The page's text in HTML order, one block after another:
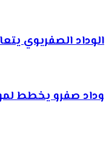
الوداد الصفريوي
وداد صفرو يخطط